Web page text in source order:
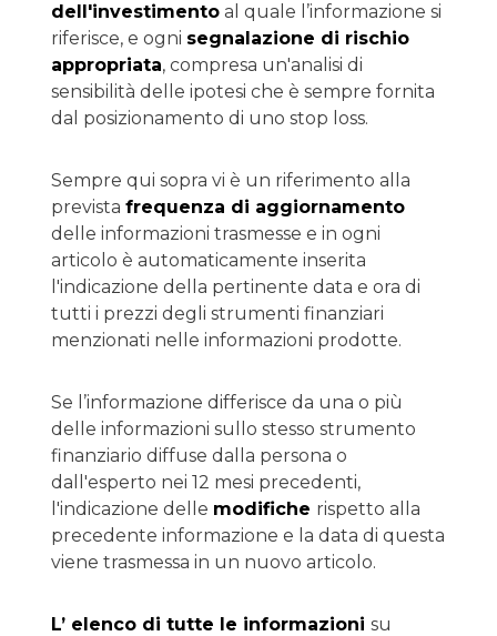
dell'investimento al quale l’informazione si
riferisce, e ogni segnalazione di rischio
appropriata, compresa un'analisi di
sensibilità delle ipotesi che è sempre fornita
dal posizionamento di uno stop loss.
Sempre qui sopra vi è un riferimento alla
prevista frequenza di aggiornamento
delle informazioni trasmesse e in ogni
articolo è automaticamente inserita
l'indicazione della pertinente data e ora di
tutti i prezzi degli strumenti finanziari
menzionati nelle informazioni prodotte.
Se l’informazione differisce da una o più
delle informazioni sullo stesso strumento
finanziario diffuse dalla persona o
dall'esperto nei 12 mesi precedenti,
l'indicazione delle modifiche rispetto alla
precedente informazione e la data di questa
viene trasmessa in un nuovo articolo.
L’ elenco di tutte le informazioni su